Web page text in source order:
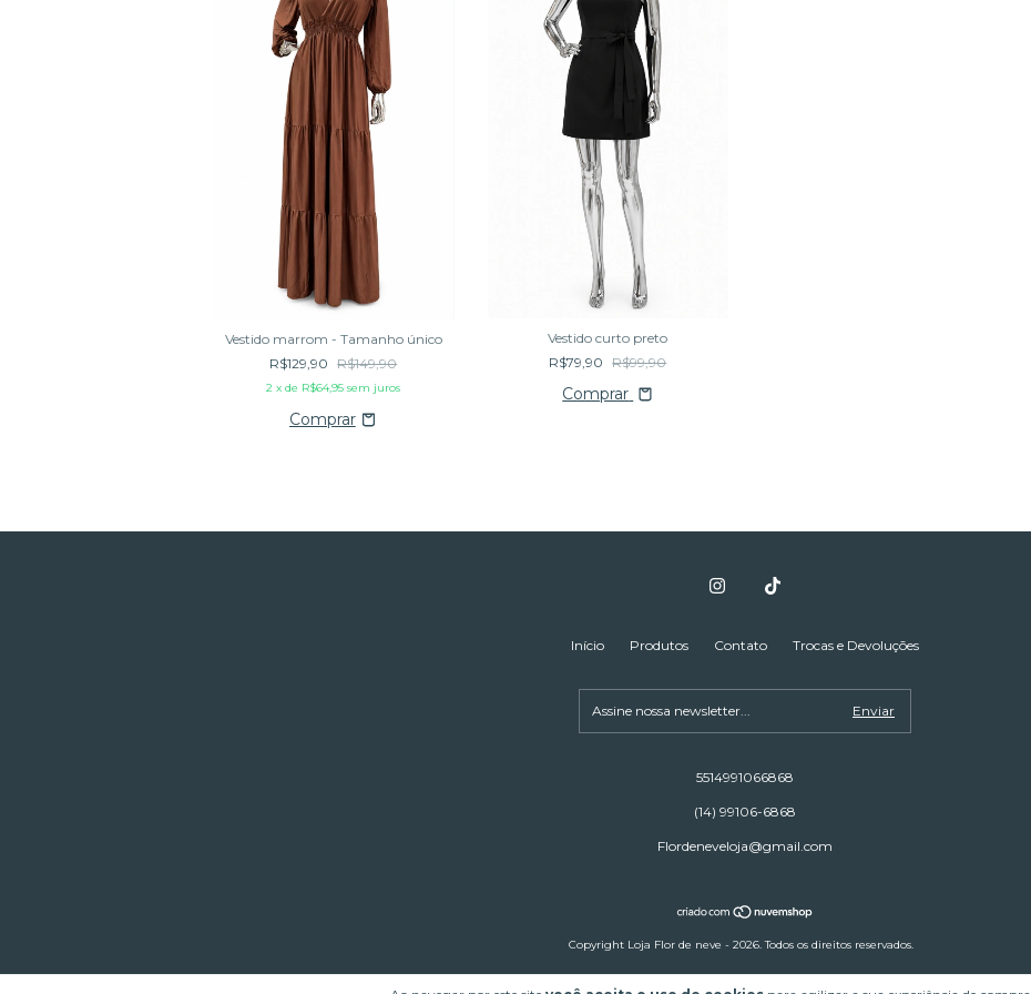
Vestido marrom - Tamanho único
R$129,90
R$149,90
2 x de R$64,95 sem juros
Vestido curto preto
R$79,90
R$99,90
Comprar
Início Produtos Contato Trocas e Devoluções
5514991066868
(14) 99106-6868
Flordeneveloja@gmail.com
Copyright Loja Flor de neve - 2026. Todos os direitos reservados.